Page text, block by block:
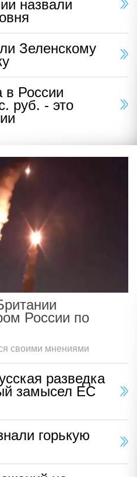
назвали
Зеленскому
в России
руб. - это
России по
своими мнениями
разведка
замысел ЕС
горькую